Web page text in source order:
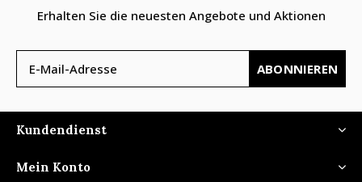
Erhalten Sie die neuesten Angebote und Aktionen
ABONNIEREN
Kundendienst
Mein Konto